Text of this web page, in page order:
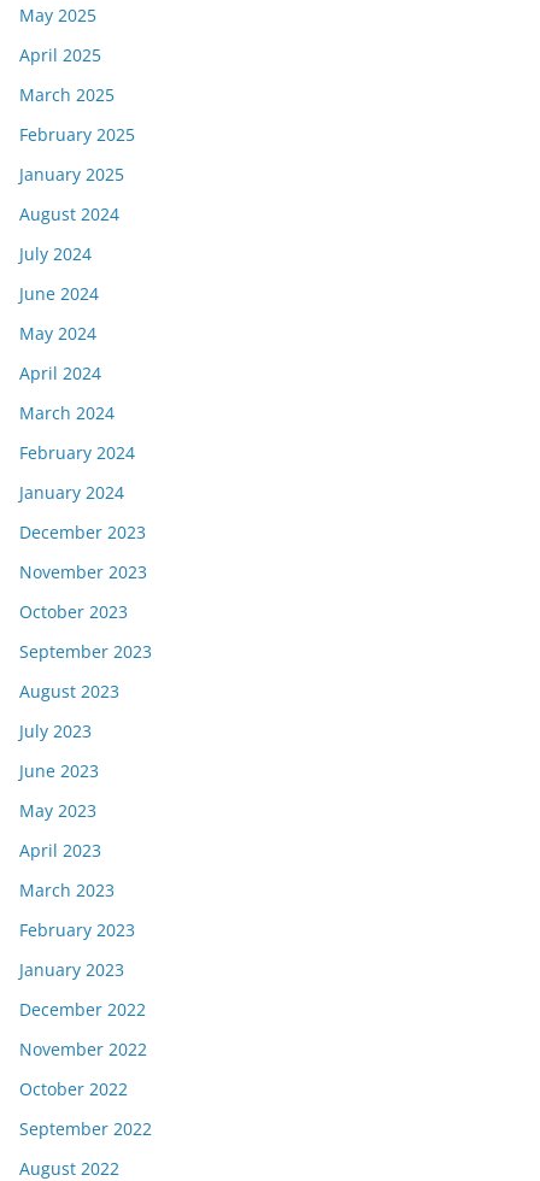
May 2025
April 2025
March 2025
February 2025
January 2025
August 2024
July 2024
June 2024
May 2024
April 2024
March 2024
February 2024
January 2024
December 2023
November 2023
October 2023
September 2023
August 2023
July 2023
June 2023
May 2023
April 2023
March 2023
February 2023
January 2023
December 2022
November 2022
October 2022
September 2022
August 2022